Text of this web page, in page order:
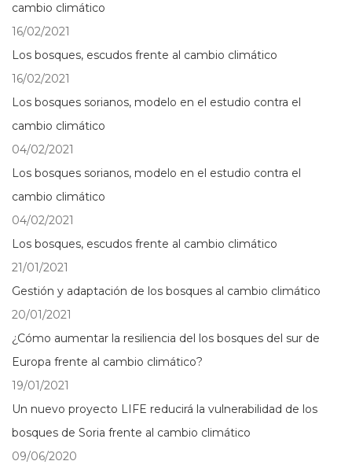
cambio climático
16/02/2021
Los bosques, escudos frente al cambio climático
16/02/2021
Los bosques sorianos, modelo en el estudio contra el
cambio climático
04/02/2021
Los bosques sorianos, modelo en el estudio contra el
cambio climático
04/02/2021
Los bosques, escudos frente al cambio climático
21/01/2021
Gestión y adaptación de los bosques al cambio climático
20/01/2021
¿Cómo aumentar la resiliencia del los bosques del sur de
Europa frente al cambio climático?
19/01/2021
Un nuevo proyecto LIFE reducirá la vulnerabilidad de los
bosques de Soria frente al cambio climático
09/06/2020